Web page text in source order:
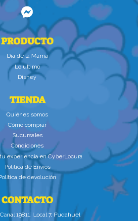
PRODUCTO
Dìa de la Mamà
Lo último
Disney
TIENDA
Quiénes somos
Cómo comprar
Sucursales
Condiciones
experiencia en CyberLocura
Política de Envíos
de devolución
CONTACTO
19811, Local 7, Pudahuel